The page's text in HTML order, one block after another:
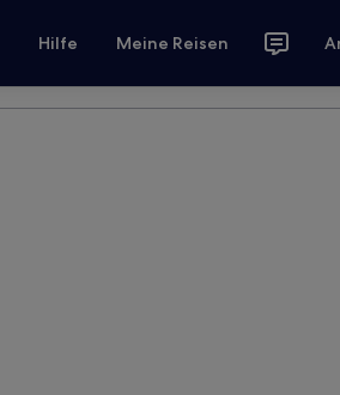
Hilfe Meine Reisen